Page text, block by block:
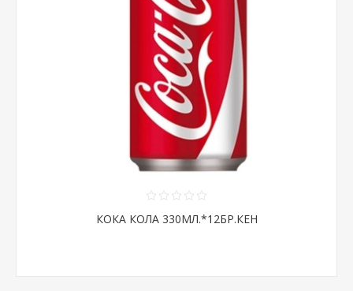
КОКА КОЛА 330МЛ.*12БР.КЕН